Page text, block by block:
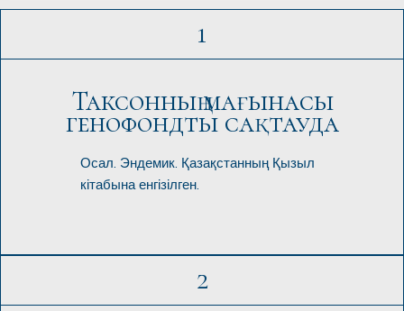
1
Таксонның мағынасы
генофондты сақтауда
Осал. Эндемик. Қазақстанның Қызыл
кітабына енгізілген.
2